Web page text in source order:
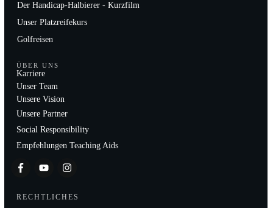
Der Handicap-Halbierer - Kurzfilm
Unser Platzreifekurs
Golfreisen
ÜBER UNS
Karriere
Unser Team
Unsere Vision
Unsere Partner
Social Responsibility
Empfehlungen Teaching Aids
RECHTLICHES